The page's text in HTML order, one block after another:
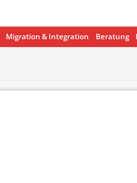
Migration & Integration Beratung